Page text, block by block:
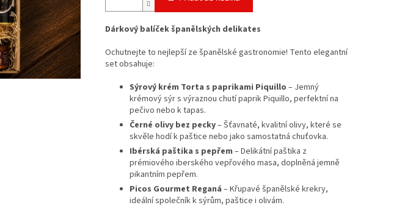
Dárkový balíček španělských delikates
Ochutnejte to nejlepší ze španělské gastronomie! Tento elegantní
set obsahuje:
Sýrový krém Torta s paprikami Piquillo – Jemný
krémový sýr s výraznou chutí paprik Piquillo, perfektní na
pečivo nebo k tapas.
Černé olivy bez pecky– Šťavnaté, kvalitní olivy, které se
skvěle hodí k paštice nebo jako samostatná chuťovka.
Ibérská paštika s pepřem – Delikátní paštika z
prémiového iberského vepřového masa, doplněná jemně
pikantním pepřem.
Picos Gourmet Reganá – Křupavé španělské krekry,
ideální společník k sýrům, paštice i olivám.